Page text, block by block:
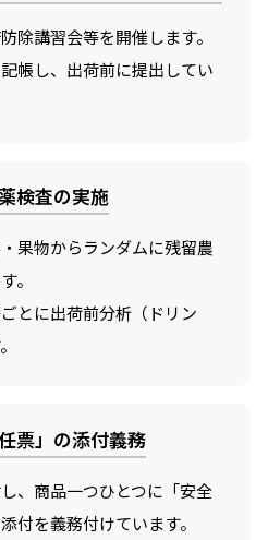
除講習会等を開催します。
帳し、出荷前に提出してい
検査の実施
果物からランダムに残留農
。
とに出荷前分析（ドリン
票」の添付義務
、商品一つひとつに「安全
付を義務付けています。